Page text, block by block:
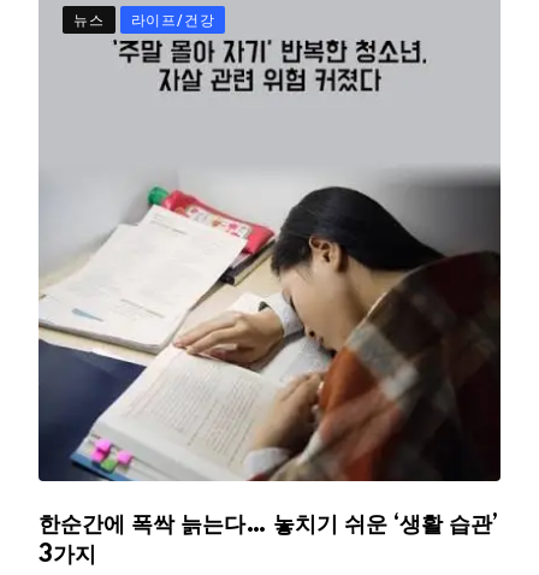
뉴스 라이프/건강
한순간에 폭싹 늙는다… 놓치기 쉬운 ‘생활 습관’
3가지